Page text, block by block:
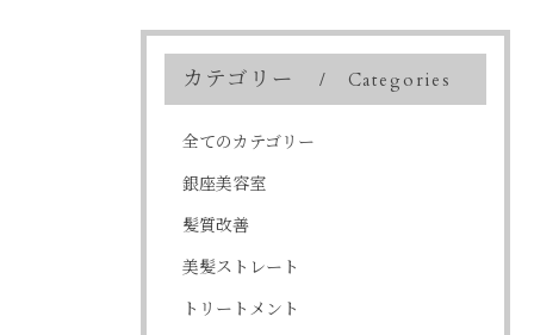
カテゴリー Categories
全てのカテゴリー
銀座美容室
髪質改善
美髪ストレート
トリートメント